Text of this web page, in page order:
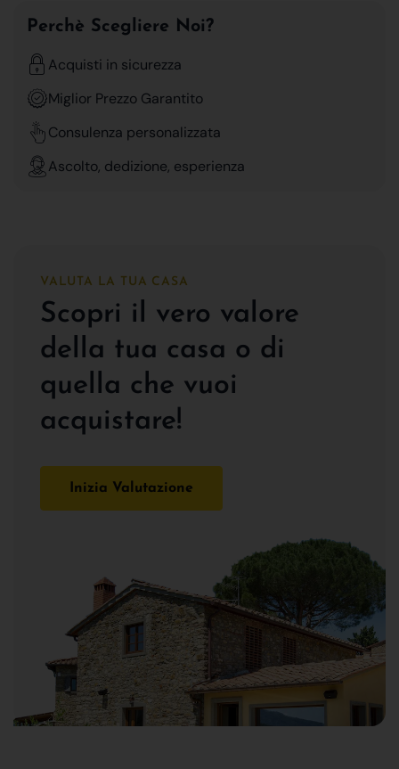
Perchè Scegliere Noi?
Acquisti in sicurezza
Miglior Prezzo Garantito
Consulenza personalizzata
Ascolto, dedizione, esperienza
VALUTA LA TUA CASA
Scopri il vero valore
della tua casa o di
quella che vuoi
acquistare!
Inizia Valutazione